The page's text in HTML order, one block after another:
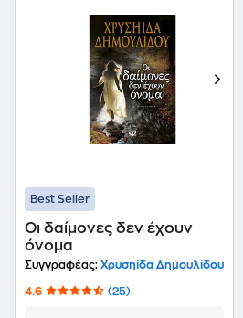
Best Seller
Οι δαίμονες δεν έχουν
όνομα
Συγγραφέας: Χρυσηίδα Δημουλίδου
4.6 (25)